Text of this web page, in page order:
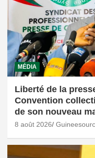
MÉDIA
Liberté de la
Convention
de son nouveau
8 août 2026